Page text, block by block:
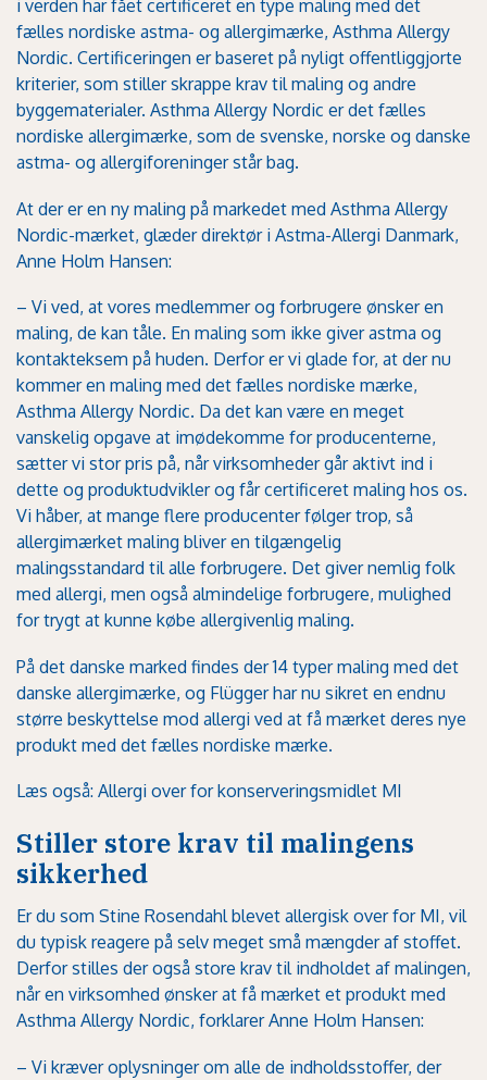
i verden har fået certificeret en type maling med det
fælles nordiske astma- og allergimærke, Asthma Allergy
Nordic. Certificeringen er baseret på nyligt offentliggjorte
kriterier, som stiller skrappe krav til maling og andre
byggematerialer. Asthma Allergy Nordic er det fælles
nordiske allergimærke, som de svenske, norske og danske
astma- og allergiforeninger står bag.
At der er en ny maling på markedet med Asthma Allergy
Nordic-mærket, glæder direktør i Astma-Allergi Danmark,
Anne Holm Hansen:
– Vi ved, at vores medlemmer og forbrugere ønsker en
maling, de kan tåle. En maling som ikke giver astma og
kontakteksem på huden. Derfor er vi glade for, at der nu
kommer en maling med det fælles nordiske mærke,
Asthma Allergy Nordic. Da det kan være en meget
vanskelig opgave at imødekomme for producenterne,
sætter vi stor pris på, når virksomheder går aktivt ind i
dette og produktudvikler og får certificeret maling hos os.
Vi håber, at mange flere producenter følger trop, så
allergimærket maling bliver en tilgængelig
malingsstandard til alle forbrugere. Det giver nemlig folk
med allergi, men også almindelige forbrugere, mulighed
for trygt at kunne købe allergivenlig maling.
På det danske marked findes der 14 typer maling med det
danske allergimærke, og Flügger har nu sikret en endnu
større beskyttelse mod allergi ved at få mærket deres nye
produkt med det fælles nordiske mærke.
Læs også: Allergi over for konserveringsmidlet MI
Stiller store krav til malingens
sikkerhed
Er du som Stine Rosendahl blevet allergisk over for MI, vil
du typisk reagere på selv meget små mængder af stoffet.
Derfor stilles der også store krav til indholdet af malingen,
når en virksomhed ønsker at få mærket et produkt med
Asthma Allergy Nordic, forklarer Anne Holm Hansen:
– Vi kræver oplysninger om alle de indholdsstoffer, der